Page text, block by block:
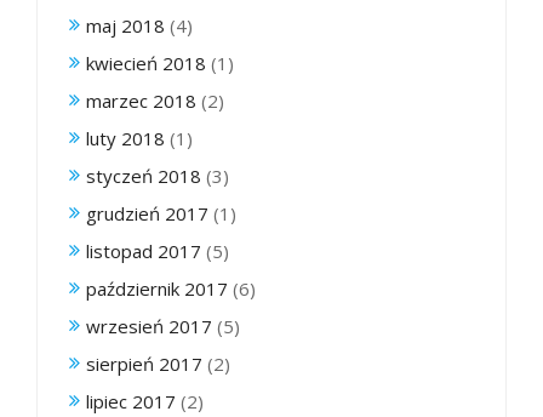
maj 2018 (4)
kwiecień 2018 (1)
marzec 2018 (2)
luty 2018 (1)
styczeń 2018 (3)
grudzień 2017 (1)
listopad 2017 (5)
październik 2017 (6)
wrzesień 2017 (5)
sierpień 2017 (2)
lipiec 2017 (2)